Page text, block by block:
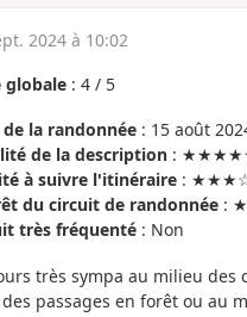
2024 à 10:02
globale: 4/ 5
de la randonnée: 15 août
de la description: ★★★★★
à suivre l'itinéraire:
du circuit de randonnée:
très fréquenté: Non
très sympa au milieu
passages en forêt ou au